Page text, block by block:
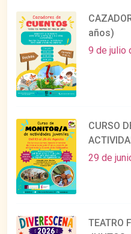
años)
9 de julio
CURSO
AGOSTO
29 de
TEATRO